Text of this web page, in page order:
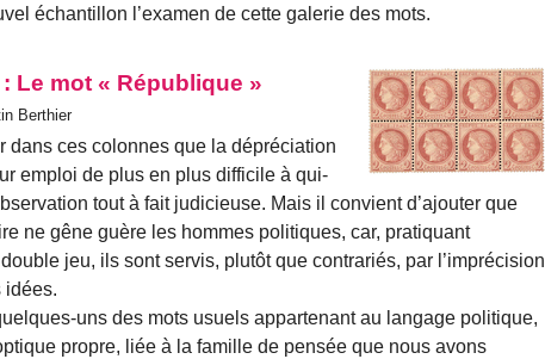
échantillon l’examen de cette galerie des mots.
Le mot « République »
Berthier
dans ces colonnes que la déprécia­tion
emploi de plus en plus difficile à qui­
tout à fait judicieuse. Mais il convient d’ajouter que
ne gêne guère les hommes politiques, car, pratiquant
jeu, ils sont servis, plutôt que contrariés, par l’imprécision
idées.
uns des mots usuels apparte­nant au langage politique,
propre, liée à la famille de pensée que nous avons